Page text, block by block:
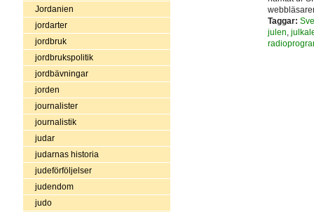
Jordanien
jordarter
jordbruk
jordbrukspolitik
jordbävningar
jorden
journalister
journalistik
judar
judarnas historia
judeförföljelser
judendom
judo
Taggar:
julen,